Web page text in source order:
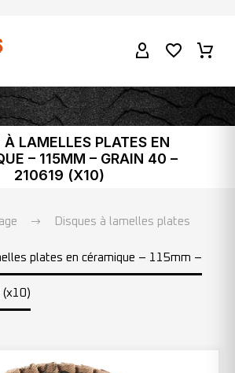
À LAMELLES PLATES EN
– 115MM – GRAIN 40 –
210619 (X10)
Disques à lamelles plates
plates en céramique – 115mm –
(x10)